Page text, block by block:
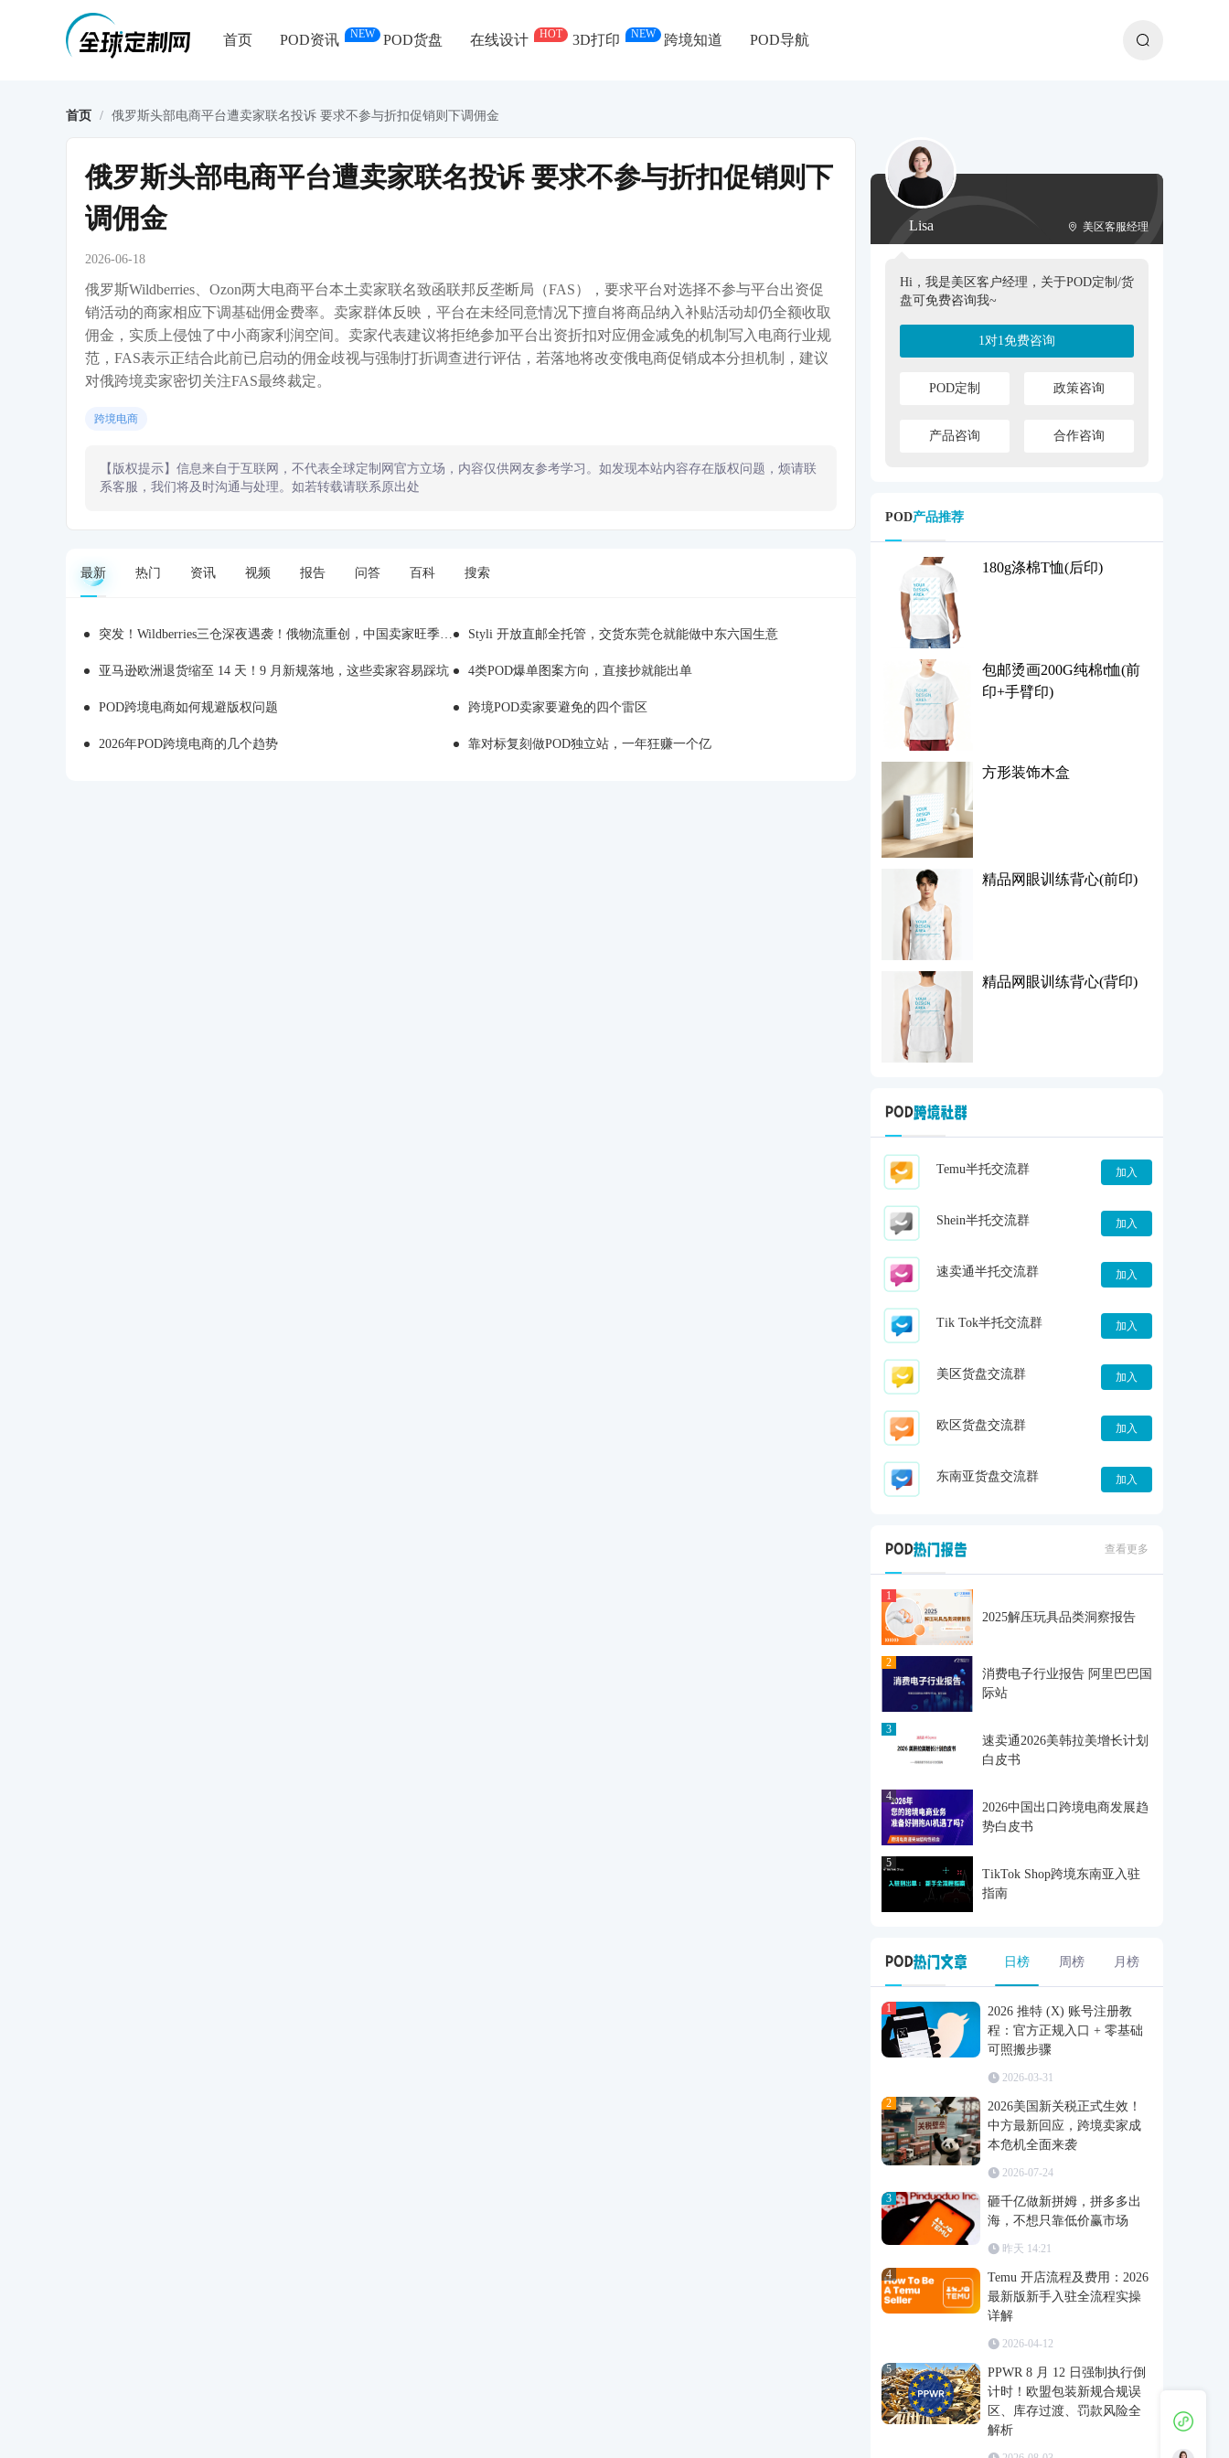
首页 POD资讯 NEW POD货盘 在线设计 HOT 3D打印 NEW 跨境知道 POD导航
首页 / 俄罗斯头部电商平台遭卖家联名投诉 要求不参与折扣促销则下调佣金
俄罗斯头部电商平台遭卖家联名投诉 要求不参与折扣促销则下
调佣金
2026-06-18
俄罗斯Wildberries、Ozon两大电商平台本土卖家联名致函联邦反垄断局（FAS），要求平台对选择不参与平台出资促
销活动的商家相应下调基础佣金费率。卖家群体反映，平台在未经同意情况下擅自将商品纳入补贴活动却仍全额收取
佣金，实质上侵蚀了中小商家利润空间。卖家代表建议将拒绝参加平台出资折扣对应佣金减免的机制写入电商行业规
范，FAS表示正结合此前已启动的佣金歧视与强制打折调查进行评估，若落地将改变俄电商促销成本分担机制，建议
对俄跨境卖家密切关注FAS最终裁定。
跨境电商
【版权提示】信息来自于互联网，不代表全球定制网官方立场，内容仅供网友参考学习。如发现本站内容存在版权问题，烦请联
系客服，我们将及时沟通与处理。如若转载请联系原出处
最新 热门 资讯 视频 报告 问答 百科 搜索
突发！Wildberries三仓深夜遇袭！俄物流重创，中国卖家旺季备货踩雷 Styli 开放直邮全托管，交货东莞仓就能做中东六国生意
亚马逊欧洲退货缩至 14 天！9 月新规落地，这些卖家容易踩坑 4类POD爆单图案方向，直接抄就能出单
POD跨境电商如何规避版权问题 跨境POD卖家要避免的四个雷区
2026年POD跨境电商的几个趋势 靠对标复刻做POD独立站，一年狂赚一个亿
Lisa 美区客服经理
Hi，我是美区客户经理，关于POD定制/货
盘可免费咨询我~
1对1免费咨询
POD定制 政策咨询
产品咨询 合作咨询
POD产品推荐
180g涤棉T恤(后印)
包邮烫画200G纯棉t恤(前
印+手臂印)
方形装饰木盒
精品网眼训练背心(前印)
精品网眼训练背心(背印)
Temu半托交流群 加入
Shein半托交流群 加入
速卖通半托交流群 加入
Tik Tok半托交流群 加入
美区货盘交流群 加入
欧区货盘交流群 加入
东南亚货盘交流群 加入
查看更多
1
2025解压玩具品类洞察报告
2
消费电子行业报告 阿里巴巴国
际站
3
速卖通2026美韩拉美增长计划
白皮书
4
2026中国出口跨境电商发展趋
势白皮书
5
TikTok Shop跨境东南亚入驻
指南
日榜 周榜 月榜
1
2026 推特 (X) 账号注册教
程：官方正规入口 + 零基础
可照搬步骤
2026-03-31
2
2026美国新关税正式生效！
中方最新回应，跨境卖家成
本危机全面来袭
2026-07-24
3
砸千亿做新拼姆，拼多多出
海，不想只靠低价赢市场
昨天 14:21
4
Temu 开店流程及费用：2026
最新版新手入驻全流程实操
详解
2026-04-12
5
PPWR 8 月 12 日强制执行倒
计时！欧盟包装新规合规误
区、库存过渡、罚款风险全
解析